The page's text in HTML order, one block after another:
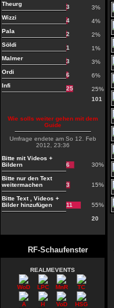
Theurg
3
3%
Wizzi
4
4%
Pala
2
2%
Söldi
1
1%
Malmer
3
3%
Ordi
6
6%
Infi
25
25%
101
Wie solls weiter gehen mit dem
Guide
Umfrage endete am So 12. Feb
2012, 23:36
Bitte mit Videos +
Bildern
6 30%
Bitte nur den Text
weitermachen
3 15%
Bitte Text , Videos +
Bilder hinzufügen
11 55%
20
RF-Schaufenster
REALMEVENTS
WoD LPC MnR TC
A H VoD HSG